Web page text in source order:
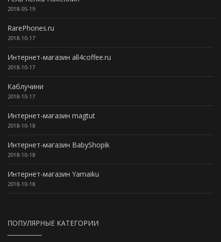
2018-05-19
RarePhones.ru
2018-10-17
Интернет-магазин all4coffee.ru
2018-10-17
Каблучини
2018-10-17
Интернет-магазин magtut
2018-10-18
Интернет-магазин BabyShopik
2018-10-18
Интернет-магазин Yamaiku
2018-10-18
ПОПУЛЯРНЫЕ КАТЕГОРИИ